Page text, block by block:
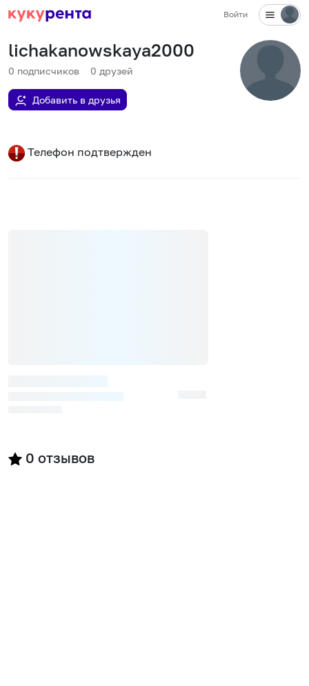
Войти
lichakanowskaya2000
0 подписчиков 0 друзей
Добавить в друзья
Телефон подтвержден
0 отзывов